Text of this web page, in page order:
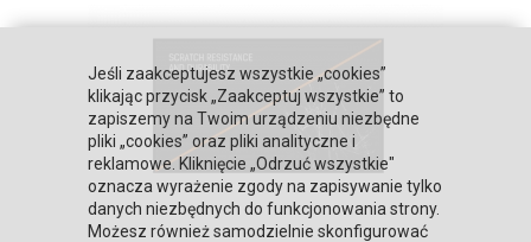
Jeśli zaakceptujesz wszystkie „cookies”
klikając przycisk „Zaakceptuj wszystkie” to
zapiszemy na Twoim urządzeniu niezbędne
pliki „cookies” oraz pliki analityczne i
reklamowe. Kliknięcie „Odrzuć wszystkie"
oznacza wyrażenie zgody na zapisywanie tylko
danych niezbędnych do funkcjonowania strony.
Możesz również samodzielnie skonfigurować